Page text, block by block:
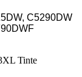
C5290DW
Tinte